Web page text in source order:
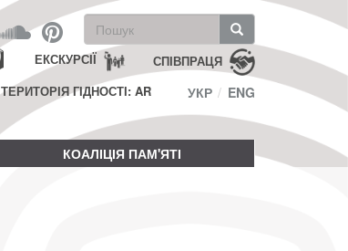
Пошукова
форма
Пошук СПІВПРАЦЯ
ЕКСКУРСІЇ
ТЕРИТОРІЯ ГІДНОСТІ: AR
УКР ENG
КОАЛІЦІЯ ПАМ'ЯТІ